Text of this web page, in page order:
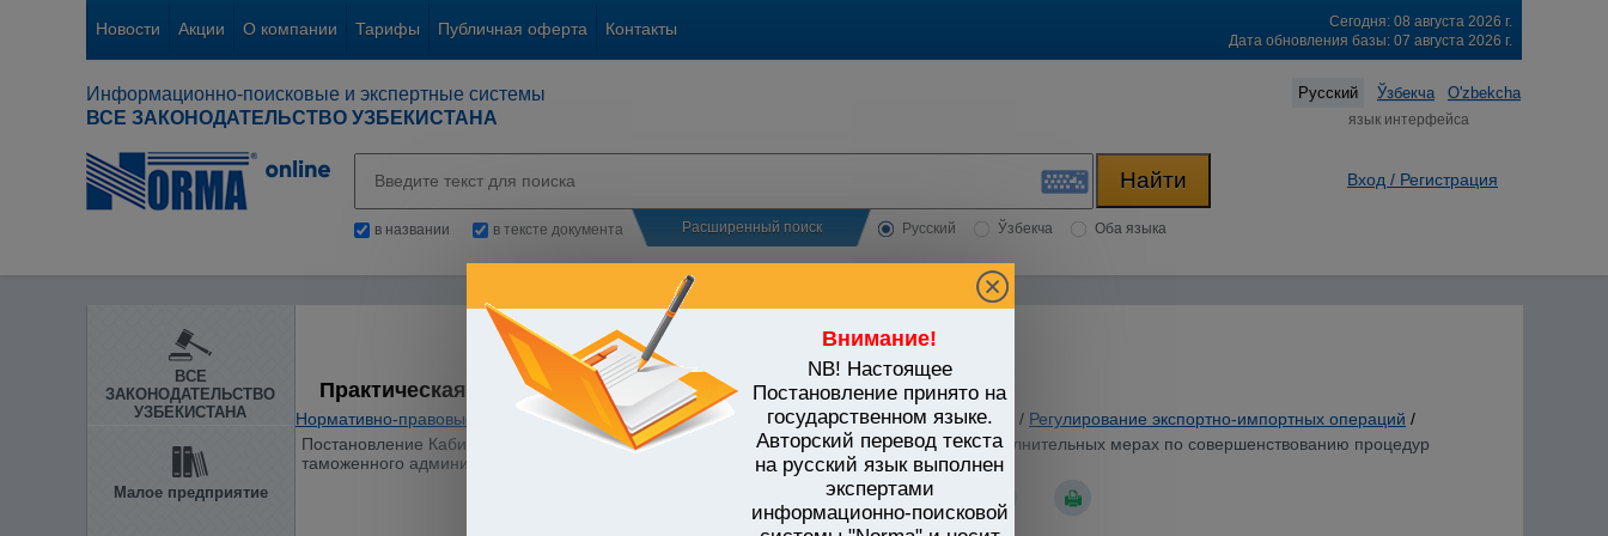
Новости Акции О компании Тарифы Публичная оферта Контакты
Сегодня: 08 августа 2026 г.
Дата обновления базы: 07 августа 2026 г.
Информационно-поисковые и экспертные системы
ВСЕ ЗАКОНОДАТЕЛЬСТВО УЗБЕКИСТАНА
Русский Ўзбекча O'zbekcha
язык интерфейса
в названии в тексте документа Расширенный поиск Русский Ўзбекча Оба языка
Вход / Регистрация
ВСЕ
ЗАКОНОДАТЕЛЬСТВО
УЗБЕКИСТАНА
Малое предприятие
Внимание!
NB! Настоящее
Постановление принято на
государственном языке.
Авторский перевод текста
на русский язык выполнен
экспертами
информационно-поисковой
Практическая Бухгалтерия
Нормативно-правовые акты Предпринимательство / Внешнеэкономическая деятельность / Регулирование экспортно-импортных операций /
Постановление Кабинета Министров Республики Узбекистан от 11.02.2025 г. N 77 "О дополнительных мерах по совершенствованию процедур
таможенного администрирования"